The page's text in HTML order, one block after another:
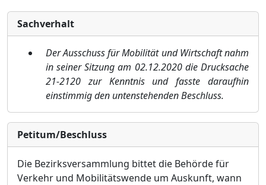
Sachverhalt
Der Ausschuss für Mobilität und Wirtschaft nahm
in seiner Sitzung am 02.12.2020 die Drucksache
21-2120 zur Kenntnis und fasste daraufhin
einstimmig den untenstehenden Beschluss.
Petitum/Beschluss
Die Bezirksversammlung bittet die Behörde für
Verkehr und Mobilitätswende um Auskunft, wann